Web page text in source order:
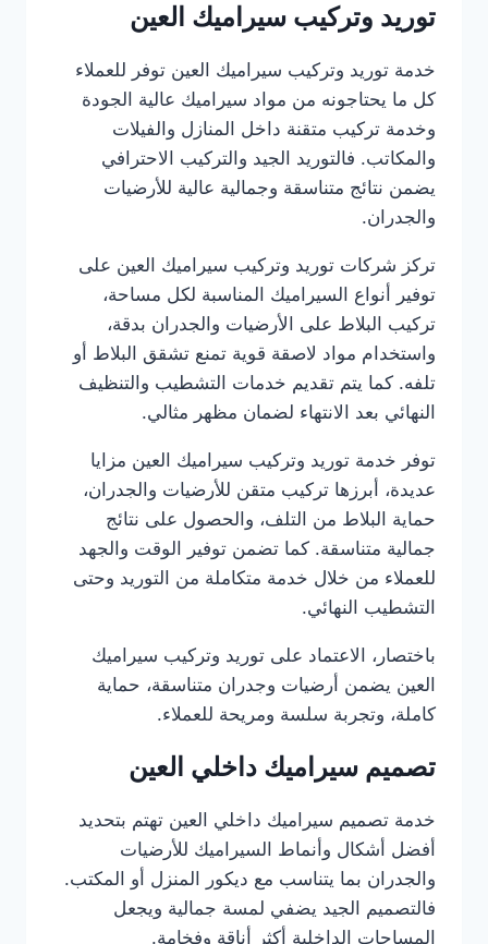
توريد وتركيب سيراميك العين
خدمة توريد وتركيب سيراميك العين توفر للعملاء
كل ما يحتاجونه من مواد سيراميك عالية الجودة
وخدمة تركيب متقنة داخل المنازل والفيلات
والمكاتب. فالتوريد الجيد والتركيب الاحترافي
يضمن نتائج متناسقة وجمالية عالية للأرضيات
والجدران.
تركز شركات توريد وتركيب سيراميك العين على
توفير أنواع السيراميك المناسبة لكل مساحة،
تركيب البلاط على الأرضيات والجدران بدقة،
واستخدام مواد لاصقة قوية تمنع تشقق البلاط أو
تلفه. كما يتم تقديم خدمات التشطيب والتنظيف
النهائي بعد الانتهاء لضمان مظهر مثالي.
توفر خدمة توريد وتركيب سيراميك العين مزايا
عديدة، أبرزها تركيب متقن للأرضيات والجدران،
حماية البلاط من التلف، والحصول على نتائج
جمالية متناسقة. كما تضمن توفير الوقت والجهد
للعملاء من خلال خدمة متكاملة من التوريد وحتى
التشطيب النهائي.
باختصار، الاعتماد على توريد وتركيب سيراميك
العين يضمن أرضيات وجدران متناسقة، حماية
كاملة، وتجربة سلسة ومريحة للعملاء.
تصميم سيراميك داخلي العين
خدمة تصميم سيراميك داخلي العين تهتم بتحديد
أفضل أشكال وأنماط السيراميك للأرضيات
والجدران بما يتناسب مع ديكور المنزل أو المكتب.
فالتصميم الجيد يضفي لمسة جمالية ويجعل
المساحات الداخلية أكثر أناقة وفخامة.